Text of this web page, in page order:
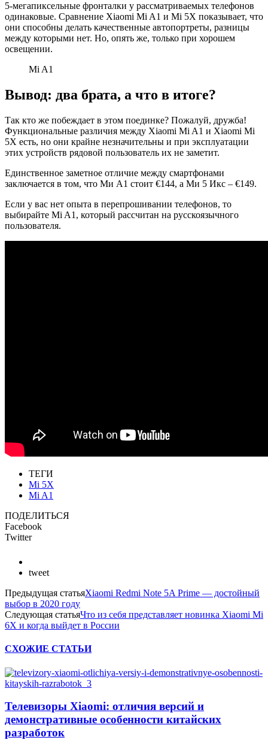
5-мегапиксельные фронталки у рассматриваемых телефонов
одинаковые. Сравнение Xiaomi Mi A1 и Mi 5X показывает, что
они способны делать качественные автопортреты, разницы
между которыми нет. Но, опять же, только при хорошем
освещении.
Mi A1
Вывод: два брата, а что в итоге?
Так кто же побеждает в этом поединке? Пожалуй, дружба!
Функциональные различия между Xiaomi Mi A1 и Xiaomi Mi
5X есть, но они крайне незначительны и при эксплуатации
этих устройств рядовой пользователь их не заметит.
Единственное заметное отличие между смартфонами
заключается в том, что Ми А1 стоит €144, а Ми 5 Икс – €149.
Если у вас нет опыта в перепрошивании телефонов, то
выбирайте Mi A1, который рассчитан на русскоязычного
пользователя.
ТЕГИ
Mi 5X
Mi A1
ПОДЕЛИТЬСЯ
Facebook
Twitter
tweet
Предыдущая статьяXiaomi Redmi Note 5A Prime — достойный
выбор в 2020 году
Следующая статьяЧто из себя представляет новинка Xiaomi Mi
6X и когда выйдет в России
СХОЖИЕ СТАТЬИ
Телевизоры Xiaomi: отличия версий и
демонстративные особенности китайских
разработок